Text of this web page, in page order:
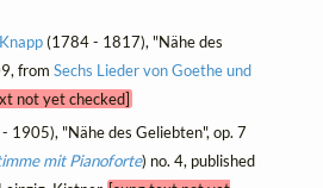
(1784 - 1817), "Nähe des
from Sechs Lieder von Goethe und
not yet checked]
1905), "Nähe des Geliebten", op. 7
mit Pianoforte) no. 4, published